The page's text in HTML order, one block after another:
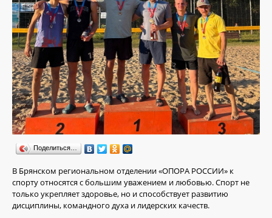
Поделиться…
В Брянском региональном отделении «ОПОРА РОССИИ» к
спорту относятся с большим уважением и любовью. Спорт не
только укрепляет здоровье, но и способствует развитию
дисциплины, командного духа и лидерских качеств.